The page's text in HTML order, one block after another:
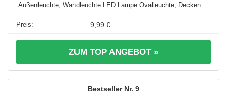
Außenleuchte, Wandleuchte LED Lampe Ovalleuchte, Decken ...
9,99 €
ZUM TOP ANGEBOT »
9